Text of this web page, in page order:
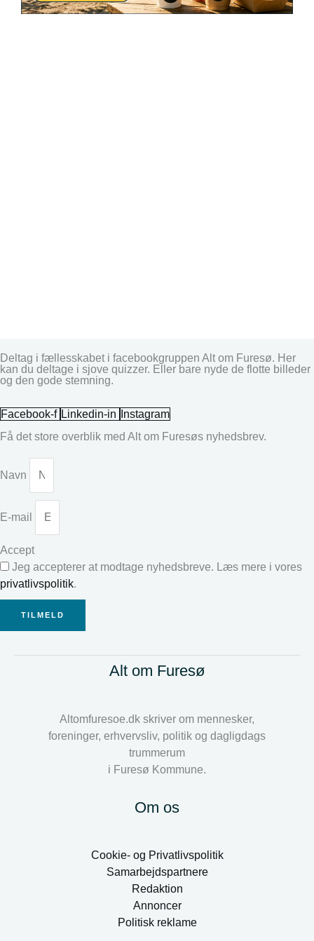
Deltag i fællesskabet i facebookgruppen Alt om Furesø. Her
kan du deltage i sjove quizzer. Eller bare nyde de flotte billeder
og den gode stemning.
Facebook-f Linkedin-in
Instagram
Få det store overblik med Alt om Furesøs nyhedsbrev.
Navn
E-mail
Accept
Jeg accepterer at modtage nyhedsbreve. Læs mere i vores
privatlivspolitik.
TILMELD
Alt om Furesø
Altomfuresoe.dk skriver om mennesker,
foreninger, erhvervsliv, politik og dagligdags
trummerum
i Furesø Kommune.
Om os
Cookie- og Privatlivspolitik
Samarbejdspartnere
Redaktion
Annoncer
Politisk reklame